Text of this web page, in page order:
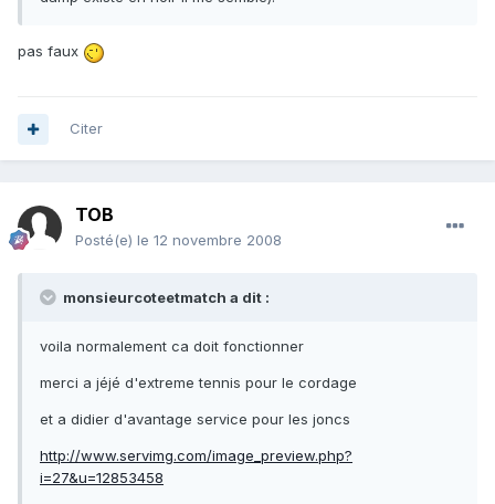
pas faux
Citer
TOB
Posté(e) le 12 novembre 2008
monsieurcoteetmatch a dit :
voila normalement ca doit fonctionner
merci a jéjé d'extreme tennis pour le cordage
et a didier d'avantage service pour les joncs
http://www.servimg.com/image_preview.php?
i=27&u=12853458